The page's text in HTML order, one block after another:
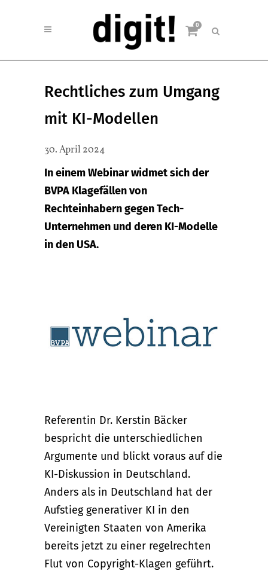
0
Rechtliches zum Umgang
mit KI-Modellen
30. April 2024
In einem Webinar widmet sich der
BVPA Klagefällen von
Rechteinhabern gegen Tech-
Unternehmen und deren KI-Modelle
in den USA.
Referentin Dr. Kerstin Bäcker
bespricht die unterschiedlichen
Argumente und blickt voraus auf die
KI-Diskussion in Deutschland.
Anders als in Deutschland hat der
Aufstieg generativer KI in den
Vereinigten Staaten von Amerika
bereits jetzt zu einer regelrechten
Flut von Copyright-Klagen geführt.